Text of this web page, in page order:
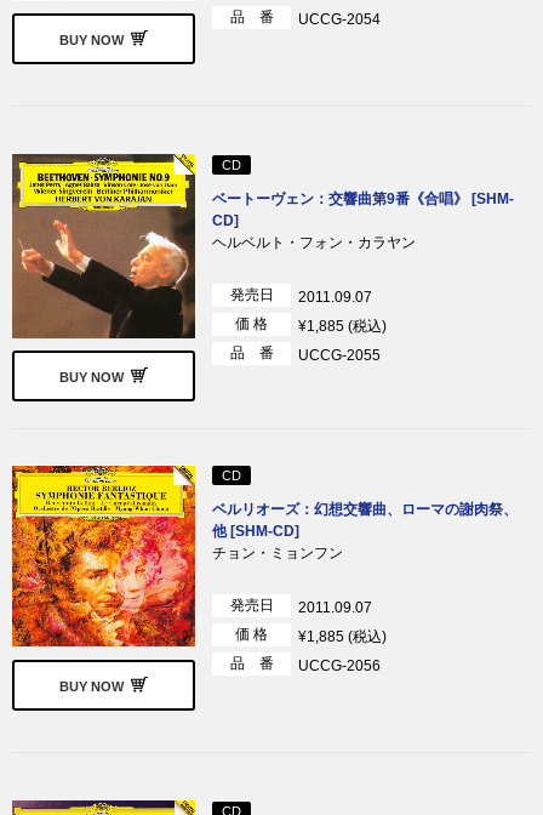
BUY NOW
品 番
UCCG-2054
BUY NOW
CD
ベートーヴェン：交響曲第9番《合唱》 [SHM-
CD]
ヘルベルト・フォン・カラヤン
発売日
2011.09.07
価 格
¥1,885 (税込)
品 番
UCCG-2055
BUY NOW
CD
ベルリオーズ：幻想交響曲、ローマの謝肉祭、
他 [SHM-CD]
チョン・ミョンフン
発売日
2011.09.07
価 格
¥1,885 (税込)
品 番
UCCG-2056
CD